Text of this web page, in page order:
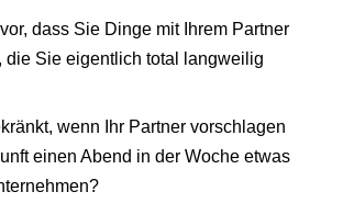
dass Sie Dinge mit Ihrem Partner
die Sie eigentlich total langweilig
wenn Ihr Partner vorschlagen
einen Abend in der Woche etwas